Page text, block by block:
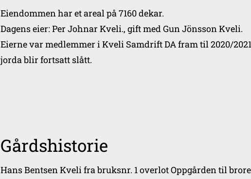
Eiendommen har et areal på 7160 dekar.
Dagens eier: Per Johnar Kveli., gift med Gun Jönsson Kveli.
Eierne var medlemmer i Kveli Samdrift DA fram til 2020/
jorda blir fortsatt slått.
Gårdshistorie
Hans Bentsen Kveli fra bruksnr. 1 overlot Oppgården til